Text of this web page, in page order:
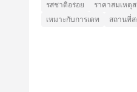
รสชาติอร่อย ราคาสมเหตุ
เหมาะกับการเดท
สถานที่ส